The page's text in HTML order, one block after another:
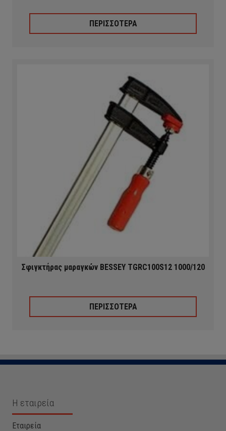
ΠΕΡΙΣΣΟΤΕΡΑ
Σφιγκτήρας μαραγκών BESSEY TGRC100S12 1000/120
ΠΕΡΙΣΣΟΤΕΡΑ
Η εταιρεία
Εταιρεία